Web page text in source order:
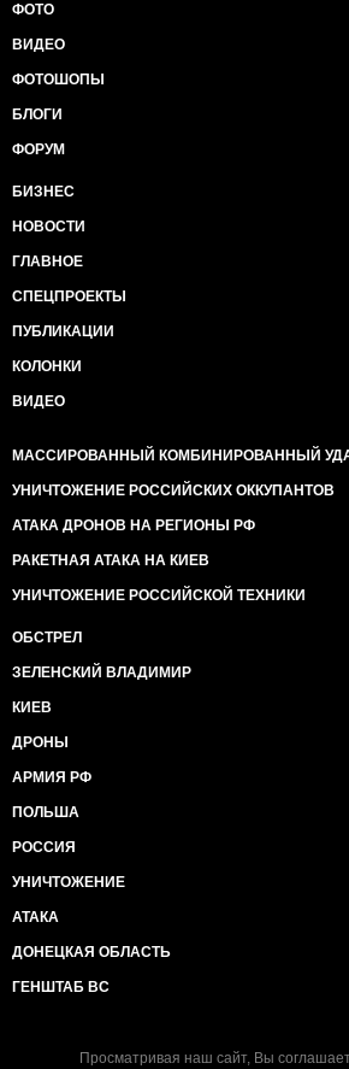
ФОТО
ВИДЕО
ФОТОШОПЫ
БЛОГИ
ФОРУМ
БИЗНЕС
НОВОСТИ
ГЛАВНОЕ
СПЕЦПРОЕКТЫ
ПУБЛИКАЦИИ
КОЛОНКИ
ВИДЕО
МАССИРОВАННЫЙ КОМБИНИРОВАННЫЙ
УНИЧТОЖЕНИЕ РОССИЙСКИХ ОККУПАНТОВ
АТАКА ДРОНОВ НА РЕГИОНЫ РФ
РАКЕТНАЯ АТАКА НА КИЕВ
УНИЧТОЖЕНИЕ РОССИЙСКОЙ ТЕХНИКИ
ОБСТРЕЛ
ЗЕЛЕНСКИЙ ВЛАДИМИР
КИЕВ
ДРОНЫ
АРМИЯ РФ
ПОЛЬША
РОССИЯ
УНИЧТОЖЕНИЕ
АТАКА
ДОНЕЦКАЯ ОБЛАСТЬ
ГЕНШТАБ ВС
Просматривая наш сайт, Вы